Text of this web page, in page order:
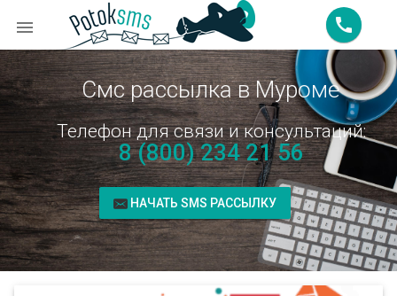
 call
Смс рассылка в Муроме
Телефон для связи и консультаций:
8 (800) 234 21 56
НАЧАТЬ SMS РАССЫЛКУ